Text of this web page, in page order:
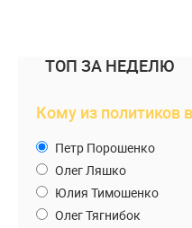
ТОП ЗА НЕДЕЛЮ
Кому из политиков
Петр Порошенко
Олег Ляшко
Юлия Тимошенко
Олег Тягнибок